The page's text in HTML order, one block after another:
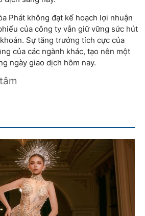
Phát không đạt kế hoạch lợi nhuận
của công ty vẫn giữ vững sức hút
Sự tăng trưởng tích cực của
của các ngành khác, tạo nên một
ngày giao dịch hôm nay.